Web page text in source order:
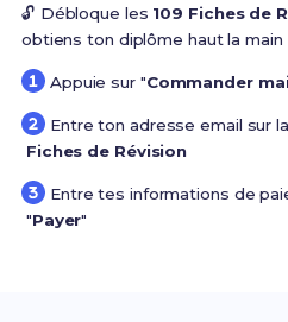
🔓 Débloque les 109 Fiches de
obtiens ton diplôme haut la main
Appuie sur "Commander
Entre ton adresse email sur
Fiches de Révision
Entre tes informations de
"Payer"